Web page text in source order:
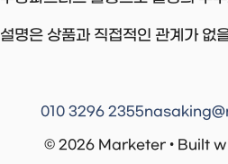
설명은 상품과 직접적인 관계가 없
© 2026 Marketer • Built
010 3296 2355